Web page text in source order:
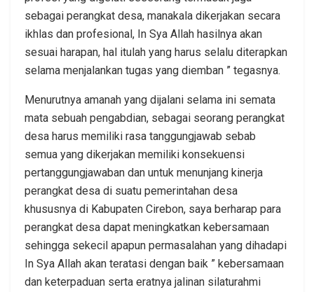
sebagai perangkat desa, manakala dikerjakan secara
ikhlas dan profesional, In Sya Allah hasilnya akan
sesuai harapan, hal itulah yang harus selalu diterapkan
selama menjalankan tugas yang diemban ” tegasnya.
Menurutnya amanah yang dijalani selama ini semata
mata sebuah pengabdian, sebagai seorang perangkat
desa harus memiliki rasa tanggungjawab sebab
semua yang dikerjakan memiliki konsekuensi
pertanggungjawaban dan untuk menunjang kinerja
perangkat desa di suatu pemerintahan desa
khususnya di Kabupaten Cirebon, saya berharap para
perangkat desa dapat meningkatkan kebersamaan
sehingga sekecil apapun permasalahan yang dihadapi
In Sya Allah akan teratasi dengan baik ” kebersamaan
dan keterpaduan serta eratnya jalinan silaturahmi